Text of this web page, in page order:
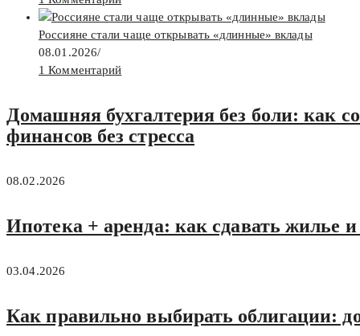
Россияне стали чаще открывать «длинные» вклады
08.01.2026/
1 Комментарий
Домашняя бухгалтерия без боли: как
финансов без стресса
08.02.2026
Ипотека + аренда: как сдавать жилье
03.04.2026
Как правильно выбирать облигации: